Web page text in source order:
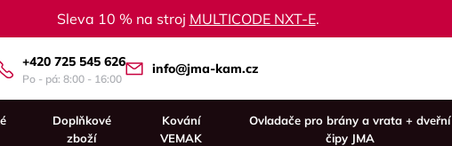
Sleva 10 % na stroj MULTICODE NXT-E.
+420 725 545 626
Po - pá: 8:00 - 16:00
info@jma-kam.cz
Doplňkové
zboží
Kování
VEMAK
Ovladače pro brány a vrata + dveřní
čipy JMA